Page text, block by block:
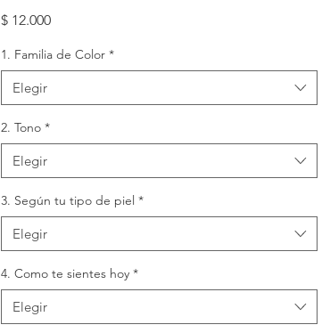
$ 12.000Precio
1. Familia de Color *
Elegir
2. Tono *
Elegir
3. Según tu tipo de piel *
Elegir
4. Como te sientes hoy *
Elegir